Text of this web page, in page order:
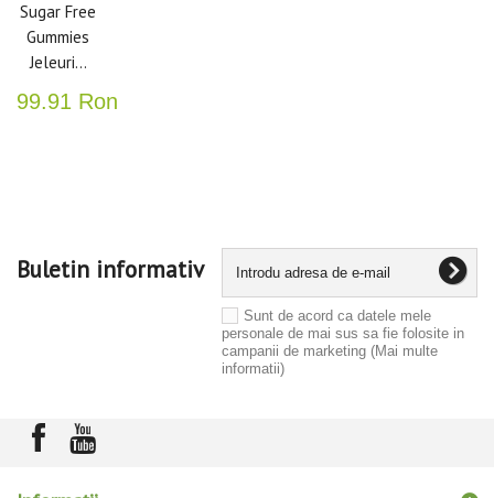
Sugar Free
Gummies
Jeleuri...
99.91 Ron
Buletin informativ
Sunt de acord ca datele mele
personale de mai sus sa fie folosite in
campanii de marketing (Mai multe
informatii)